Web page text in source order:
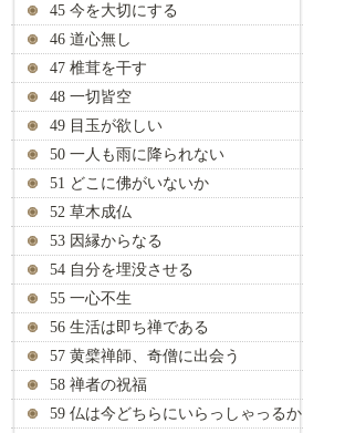
45 今を大切にする
46 道心無し
47 椎茸を干す
48 一切皆空
49 目玉が欲しい
50 一人も雨に降られない
51 どこに佛がいないか
52 草木成仏
53 因縁からなる
54 自分を埋没させる
55 一心不生
56 生活は即ち禅である
57 黄檗禅師、奇僧に出会う
58 禅者の祝福
59 仏は今どちらにいらっしゃっるか